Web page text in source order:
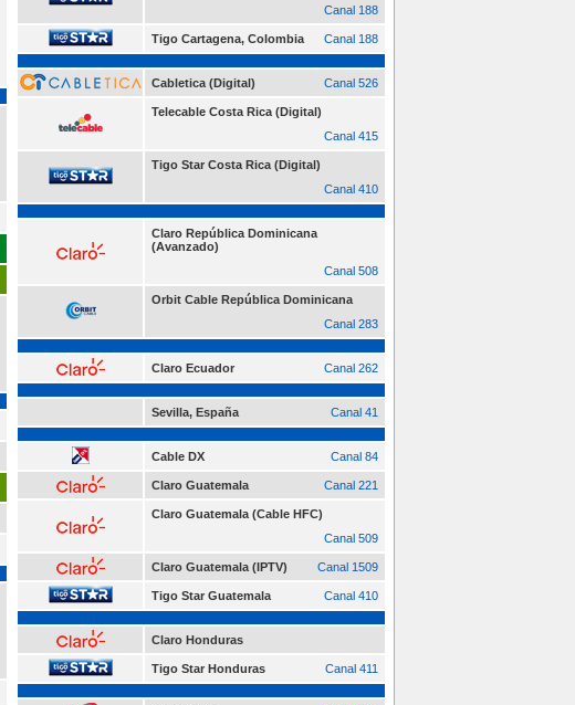
Canal 188
Tigo Cartagena, Colombia Canal 188
Cabletica (Digital) Canal 526
Telecable Costa Rica (Digital)
Canal 415
Tigo Star Costa Rica (Digital)
Canal 410
Claro República Dominicana
(Avanzado)
Canal 508
Orbit Cable República Dominicana
Canal 283
Claro Ecuador Canal 262
Sevilla, España Canal 41
Cable DX Canal 84
Claro Guatemala Canal 221
Claro Guatemala (Cable HFC)
Canal 509
Claro Guatemala (IPTV) Canal 1509
Tigo Star Guatemala Canal 410
Claro Honduras
Tigo Star Honduras Canal 411